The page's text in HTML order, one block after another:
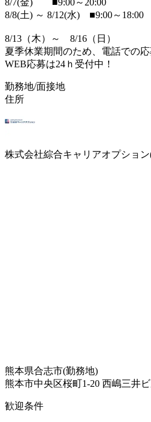
8/8(土) ～ 8/12(水) ■9:00～18:00
8/13（木）～ 8/16（日）
夏季休業期間のため、電話での応
WEB応募は24ｈ受付中！
勤務地/面接地
住所
株式会社綜合キャリアオプショ
熊本県合志市(勤務地)
熊本市中央区桜町1-20 西嶋三井
歓迎条件